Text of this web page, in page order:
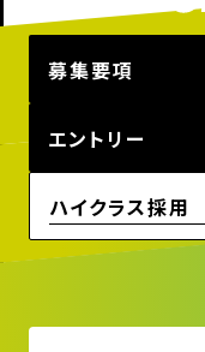
募集要項
エントリー
ハイクラス採用